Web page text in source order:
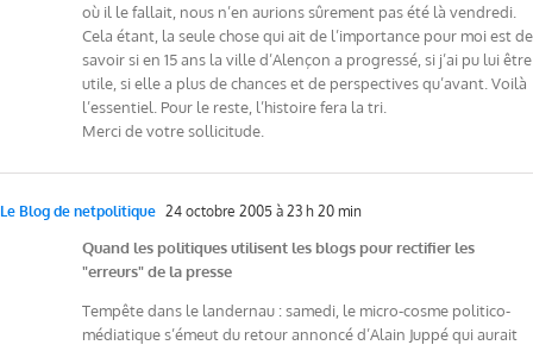
où il le fallait, nous n’en aurions sûrement pas été là vendredi.
Cela étant, la seule chose qui ait de l’importance pour moi est de
savoir si en 15 ans la ville d’Alençon a progressé, si j’ai pu lui être
utile, si elle a plus de chances et de perspectives qu’avant. Voilà
l’essentiel. Pour le reste, l’histoire fera la tri.
Merci de votre sollicitude.
Le Blog de netpolitique 24 octobre 2005 à 23 h 20 min
Quand les politiques utilisent les blogs pour rectifier les
"erreurs" de la presse
Tempête dans le landernau : samedi, le micro-cosme politico-
médiatique s’émeut du retour annoncé d’Alain Juppé qui aurait